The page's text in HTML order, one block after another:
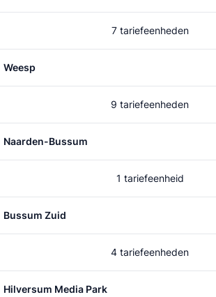
7 tariefeenheden
Weesp
9 tariefeenheden
Naarden-Bussum
1 tariefeenheid
Bussum Zuid
4 tariefeenheden
Hilversum Media Park